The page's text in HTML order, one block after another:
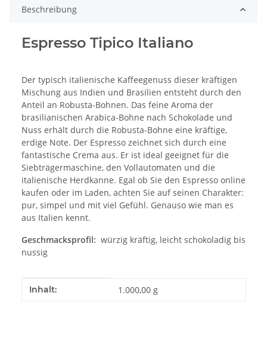
Beschreibung
Espresso Tipico Italiano
Der typisch italienische Kaffeegenuss dieser kräftigen
Mischung aus Indien und Brasilien entsteht durch den
Anteil an Robusta-Bohnen. Das feine Aroma der
brasilianischen Arabica-Bohne nach Schokolade und
Nuss erhält durch die Robusta-Bohne eine kräftige,
erdige Note. Der Espresso zeichnet sich durch eine
fantastische Crema aus. Er ist ideal geeignet für die
Siebträgermaschine, den Vollautomaten und die
italienische Herdkanne. Egal ob Sie den Espresso online
kaufen oder im Laden, achten Sie auf seinen Charakter:
pur, simpel und mit viel Gefühl. Genauso wie man es
aus Italien kennt.
Geschmacksprofil: würzig kräftig, leicht schokoladig bis
nussig
Produkteigenschaft
Wert
Inhalt: 1.000,00 g